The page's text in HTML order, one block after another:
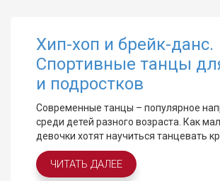
Хип-хоп и брейк-данс.
Спортивные танцы
и подростков
Современные танцы – популярное
среди детей разного возраста. Как
девочки хотят научиться танцевать
ЧИТАТЬ ДАЛЕЕ